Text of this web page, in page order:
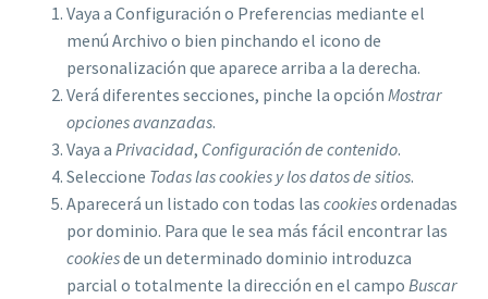
Vaya a Configuración o Preferencias mediante el
menú Archivo o bien pinchando el icono de
personalización que aparece arriba a la derecha.
Verá diferentes secciones, pinche la opción Mostrar
opciones avanzadas.
Vaya a Privacidad, Configuración de contenido.
Seleccione Todas lascookies y los datos de sitios.
Aparecerá un listado con todas las cookiesordenadas
por dominio. Para que le sea más fácil encontrar las
cookiesde un determinado dominio introduzca
parcial o totalmente la dirección en el campo Buscar